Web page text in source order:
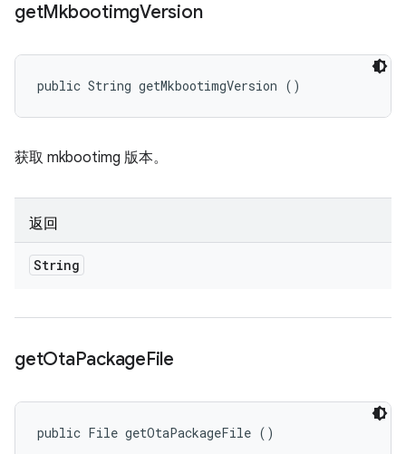
getMkbootimgVersion
public String getMkbootimgVersion ()
获取 mkbootimg 版本。
返回
String
getOtaPackageFile
public File getOtaPackageFile ()